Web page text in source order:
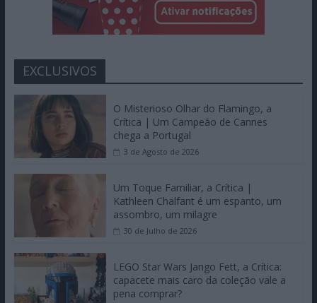
EXCLUSIVOS
O Misterioso Olhar do Flamingo, a
Crítica | Um Campeão de Cannes
chega a Portugal
3 de Agosto de 2026
Um Toque Familiar, a Crítica |
Kathleen Chalfant é um espanto, um
assombro, um milagre
30 de Julho de 2026
LEGO Star Wars Jango Fett, a Crítica:
capacete mais caro da coleção vale a
pena comprar?